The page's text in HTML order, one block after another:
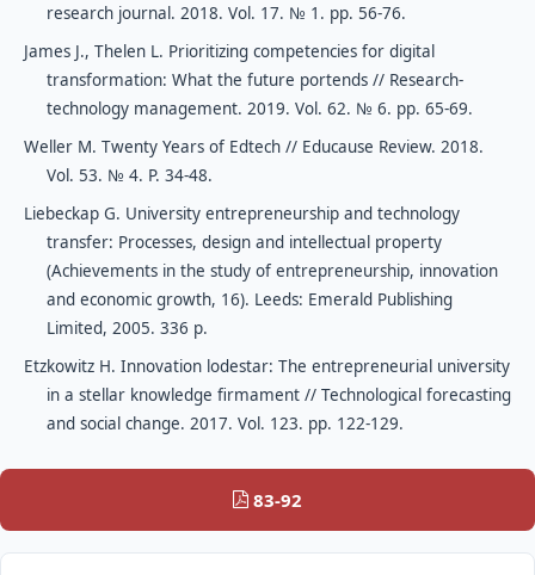
research journal. 2018. Vol. 17. № 1. рр. 56-76.
James J., Thelen L. Prioritizing competencies for digital
transformation: What the future portends // Research-
technology management. 2019. Vol. 62. № 6. рр. 65-69.
Weller M. Twenty Years of Edtech // Educause Review. 2018.
Vol. 53. № 4. P. 34-48.
Liebeckap G. University entrepreneurship and technology
transfer: Processes, design and intellectual property
(Achievements in the study of entrepreneurship, innovation
and economic growth, 16). Leeds: Emerald Publishing
Limited, 2005. 336 p.
Etzkowitz H. Innovation lodestar: The entrepreneurial university
in a stellar knowledge firmament // Technological forecasting
and social change. 2017. Vol. 123. рр. 122-129.
83-92